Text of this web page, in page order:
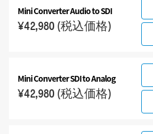
Mini ConverterAudio to SDI
¥42,980 (税込価格)
Mini ConverterSDI to Analog
¥42,980 (税込価格)